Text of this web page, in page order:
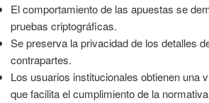
El comportamiento de las apuestas se
pruebas criptográficas.
Se preserva la privacidad de los detalles
contrapartes.
Los usuarios institucionales obtienen una
que facilita el cumplimiento de la